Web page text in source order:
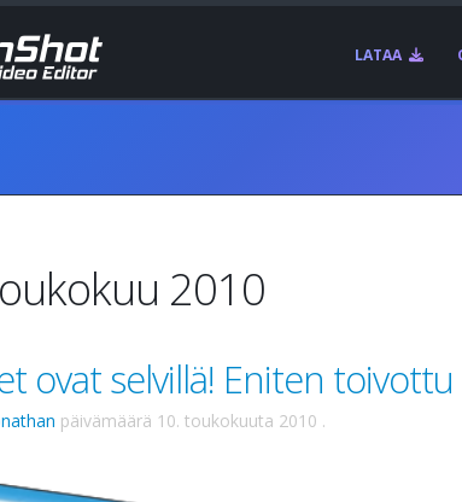
LATAA
2010
ovat selvillä! Eniten
päivämäärä 10. toukokuuta 2010 .